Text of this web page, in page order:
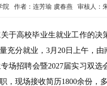
院 作者：连芳瑜 虞春燕 审核人：
于高校毕业生就业工作的
充分就业，3月20日上午，
场招聘会暨2027届实习双
，现场接收简历1800余份，